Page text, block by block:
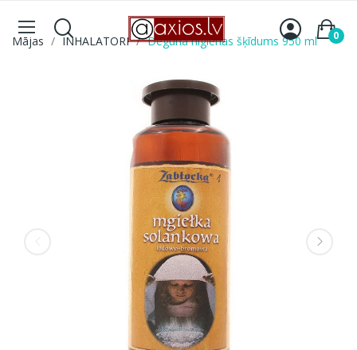
0
Mājas INHALATORI Deguna higienas šķīdums 950 ml